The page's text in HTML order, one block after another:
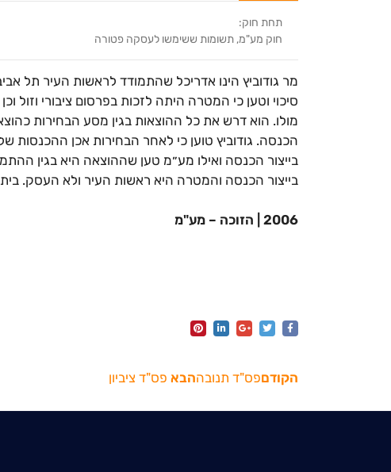
תחת חוק:
חוק מע"מ, תשומות ששימשו לעסקה פטורה
סיכוי וטען כי המטרה היתה לזכות בפרסום ציבורי וזול
מולו. הוא דרש את כל ההוצאות בגין מסע הבחירות
הכנסה. גודוביץ טוען כי לאחר הבחירות אכן ההכנסות
בייצור הכנסה ואילו מע״מ טען שההוצאה היא בגין
בייצור הכנסה והמטרה היא ראשות העיר ולא העסק.
2006 | הזוכה – מע"מ
הקודםפס"ד תנובההבא פס"ד ציביון